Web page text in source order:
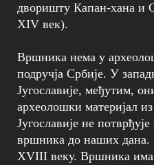
дворишту Капан-хана
XIV век).
Вршника нема у
подручја Србије. У
Југославије, међутим,
археолошки материјал
Југославије не
вршника до наших
XVIII веку. Вршника има